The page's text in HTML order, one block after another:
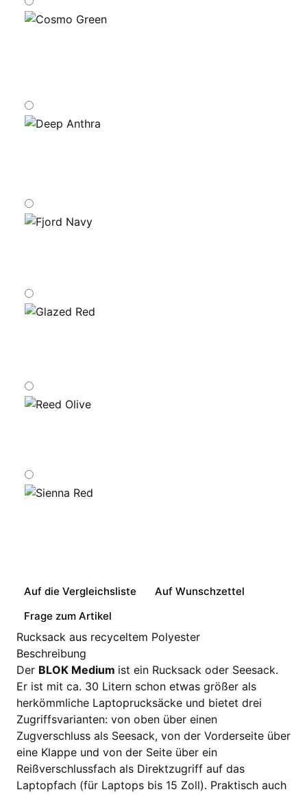
Auf die Vergleichsliste
Auf Wunschzettel
Frage zum Artikel
Rucksack aus recyceltem Polyester
Beschreibung
Der BLOK Medium ist ein Rucksack oder Seesack.
Er ist mit ca. 30 Litern schon etwas größer als
herkömmliche Laptoprucksäcke und bietet drei
Zugriffsvarianten: von oben über einen
Zugverschluss als Seesack, von der Vorderseite über
eine Klappe und von der Seite über ein
Reißverschlussfach als Direktzugriff auf das
Laptopfach (für Laptops bis 15 Zoll). Praktisch auch